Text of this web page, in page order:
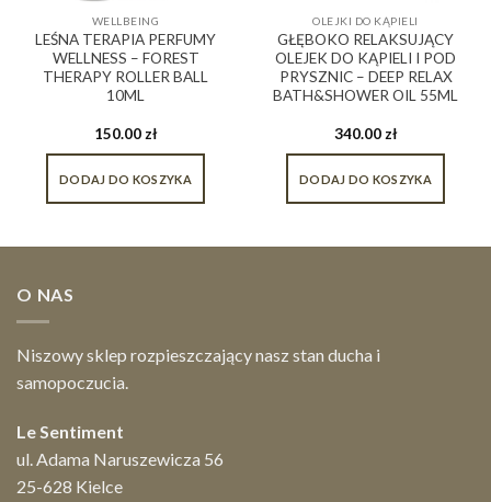
WELLBEING
LEŚNA TERAPIA PERFUMY
WELLNESS – FOREST
THERAPY ROLLER BALL
10ML
150.00zł
DODAJ DO KOSZYKA
OLEJKI DO KĄPIELI
GŁĘBOKO RELAKSUJĄCY
OLEJEK DO KĄPIELI I POD
PRYSZNIC – DEEP RELAX
BATH&SHOWER OIL 55ML
340.00zł
DODAJ DO KOSZYKA
O NAS
Niszowy sklep rozpieszczający nasz stan ducha i
samopoczucia.
Le Sentiment
ul. Adama Naruszewicza 56
25-628 Kielce